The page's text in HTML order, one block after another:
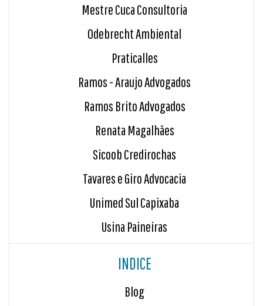
Mestre Cuca Consultoria
Odebrecht Ambiental
Praticalles
Ramos - Araujo Advogados
Ramos Brito Advogados
Renata Magalhães
Sicoob Credirochas
Tavares e Giro Advocacia
Unimed Sul Capixaba
Usina Paineiras
INDICE
Blog